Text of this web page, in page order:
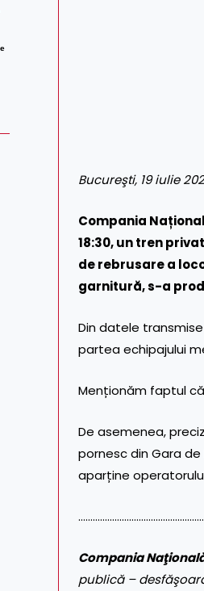
Bucureşti, 19 iulie
Compania
18:30, un tren
de rebrusare a
garnitură, s-a
Din datele
partea echipajului
Menționăm faptul
De asemenea,
pornesc din Gara
aparține
Compania Naţională
publică –